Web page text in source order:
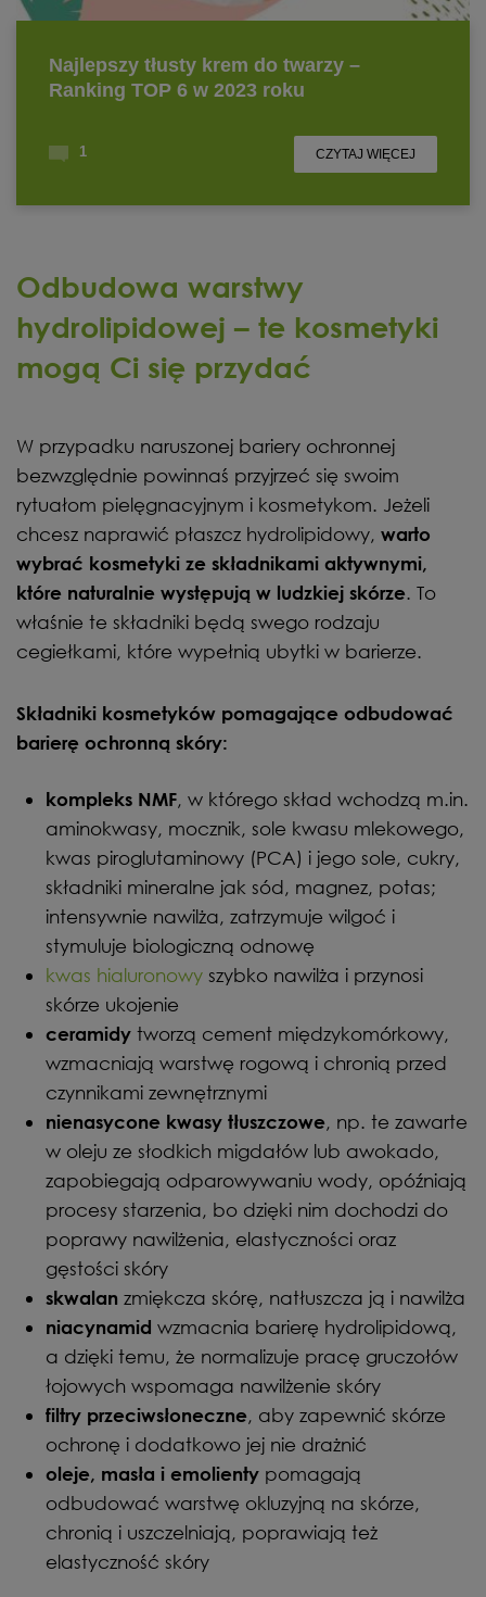
Odbudowa warstwy
hydrolipidowej – te kosmetyki
mogą Ci się przydać
W przypadku naruszonej bariery ochronnej
bezwzględnie powinnaś przyjrzeć się swoim
rytuałom pielęgnacyjnym i kosmetykom. Jeżeli
chcesz naprawić płaszcz hydrolipidowy, warto
wybrać kosmetyki ze składnikami aktywnymi,
które naturalnie występują w ludzkiej skórze. To
właśnie te składniki będą swego rodzaju
cegiełkami, które wypełnią ubytki w barierze.
Składniki kosmetyków pomagające odbudować
barierę ochronną skóry:
kompleks NMF, w którego skład wchodzą m.in.
aminokwasy, mocznik, sole kwasu mlekowego,
kwas piroglutaminowy (PCA) i jego sole, cukry,
składniki mineralne jak sód, magnez, potas;
intensywnie nawilża, zatrzymuje wilgoć i
stymuluje biologiczną odnowę
kwas hialuronowy szybko nawilża i przynosi
skórze ukojenie
ceramidy tworzą cement międzykomórkowy,
wzmacniają warstwę rogową i chronią przed
czynnikami zewnętrznymi
nienasycone kwasy tłuszczowe, np. te zawarte
w oleju ze słodkich migdałów lub awokado,
zapobiegają odparowywaniu wody, opóźniają
procesy starzenia, bo dzięki nim dochodzi do
poprawy nawilżenia, elastyczności oraz
gęstości skóry
skwalan zmiękcza skórę, natłuszcza ją i nawilża
niacynamid wzmacnia barierę hydrolipidową,
a dzięki temu, że normalizuje pracę gruczołów
łojowych wspomaga nawilżenie skóry
filtry przeciwsłoneczne, aby zapewnić skórze
ochronę i dodatkowo jej nie drażnić
oleje, masła i emolienty pomagają
odbudować warstwę okluzyjną na skórze,
chronią i uszczelniają, poprawiają też
elastyczność skóry